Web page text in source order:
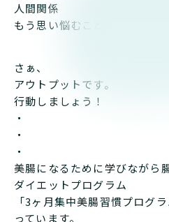
人間関係
もう思い悩むことはやめにし
さぁ、
アウトプットです。
行動しましょう！
・
・
・
美腸になるために学びながら
ダイエットプログラム
「3ヶ月集中美腸習慣プログ
っています。